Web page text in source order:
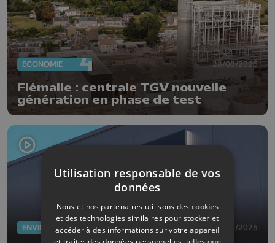
ECONOMIE 28/08/2025
Flémalle : centrale TGV nouvelle
génération en phase de test
ENVIRONNEMENT 19/08/2025
Utilisation responsable de vos
données
Nous et nos partenaires utilisons des cookies
et des technologies similaires pour stocker et
accéder à des informations sur votre appareil